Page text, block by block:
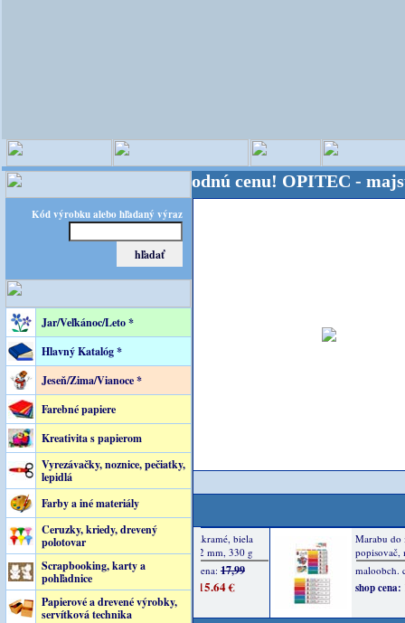
Kód výrobku alebo hľadaný výraz
Jar/Veľkánoc/Leto *
Hlavný Katalóg *
Jeseň/Zima/Vianoce *
Farebné papiere
Kreativita s papierom
Vyrezávačky, noznice, pečiatky,
lepidlá
Farby a iné materiály
Ceruzky, kriedy, drevený
polotovar
Scrapbooking, karty a
pohľadnice
Papierové a drevené výrobky,
servítková technika
- Kvalita za výhodnú cenu! OPITEC - majster